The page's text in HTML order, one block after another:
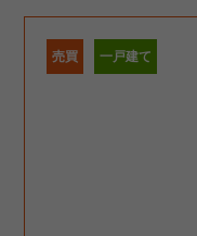
売買 一戸建て